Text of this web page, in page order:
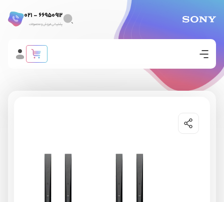
66950912 - 021
پشتیبانی فروش و محصولات